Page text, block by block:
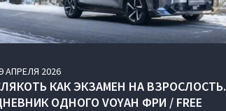
АПРЕЛЯ 2026
КАК ЭКЗАМЕН НА ВЗРОСЛОСТЬ.
ОДНОГО VOYAH ФРИ / FREE